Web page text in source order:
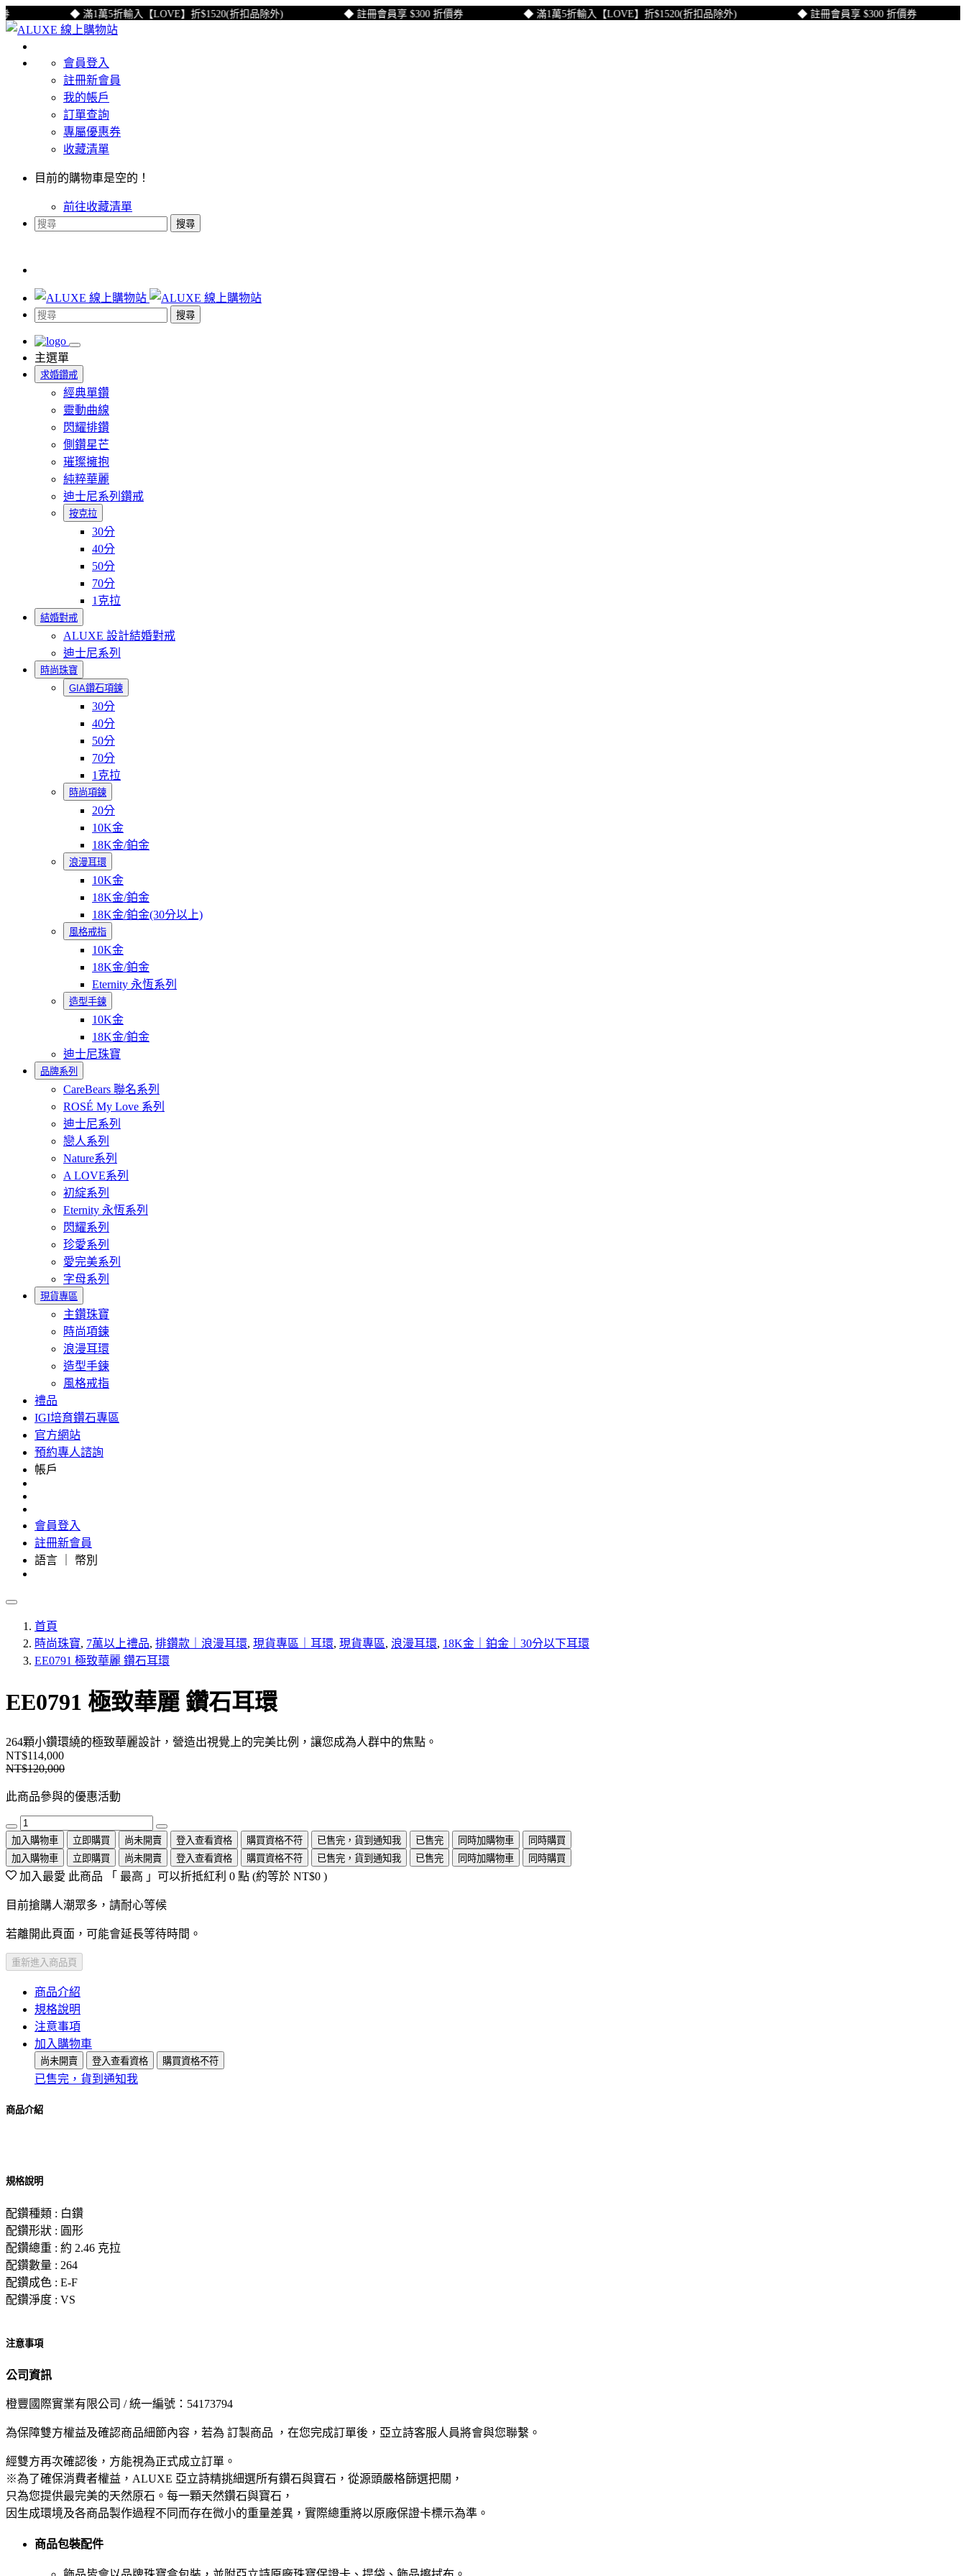
◆ 滿1萬5折輸入【LOVE】折$1520(折扣品除外) ◆ 註冊會員享 $300 折價券 ◆ 滿1萬5折輸入【LOVE】折$1520(折扣品除外) ◆ 註冊會員享 $300 折價券
會員登入
註冊新會員
我的帳戶
訂單查詢
專屬優惠券
收藏清單
目前的購物車是空的！
前往收藏清單
搜尋
搜尋
主選單
求婚鑽戒
經典單鑽
靈動曲線
閃耀排鑽
側鑽星芒
璀璨擁抱
純粹華麗
迪士尼系列鑽戒
按克拉
30分
40分
50分
70分
1克拉
結婚對戒
ALUXE 設計結婚對戒
迪士尼系列
時尚珠寶
GIA鑽石項鍊
30分
40分
50分
70分
1克拉
時尚項鍊
20分
10K金
18K金/鉑金
浪漫耳環
10K金
18K金/鉑金
18K金/鉑金(30分以上)
風格戒指
10K金
18K金/鉑金
Eternity 永恆系列
造型手鍊
10K金
18K金/鉑金
迪士尼珠寶
品牌系列
CareBears 聯名系列
ROSÉ My Love 系列
迪士尼系列
戀人系列
Nature系列
A LOVE系列
初綻系列
Eternity 永恆系列
閃耀系列
珍愛系列
愛完美系列
字母系列
現貨專區
主鑽珠寶
時尚項鍊
浪漫耳環
造型手鍊
風格戒指
禮品
IGI培育鑽石專區
官方網站
預約專人諮詢
帳戶
會員登入
註冊新會員
語言 ｜ 幣別
首頁
時尚珠寶, 7萬以上禮品, 排鑽款｜浪漫耳環, 現貨專區｜耳環, 現貨專區, 浪漫耳環, 18K金｜鉑金｜30分以下耳環
EE0791 極致華麗 鑽石耳環
EE0791 極致華麗 鑽石耳環
264顆小鑽環繞的極致華麗設計，營造出視覺上的完美比例，讓您成為人群中的焦點。
NT$114,000
NT$120,000
此商品參與的優惠活動
加入購物車 立即購買 尚未開賣 登入查看資格 購買資格不符 已售完，貨到通知我 已售完 同時加購物車
同時購買
加入購物車
立即購買 尚未開賣 登入查看資格 購買資格不符 已售完，貨到通知我 已售完 同時加購物車 同時購買
加入最愛 此商品 「 最高 」可以折抵紅利 0 點 (約等於 NT$0 )
目前搶購人潮眾多，請耐心等候
若離開此頁面，可能會延長等待時間。
重新進入商品頁
商品介紹
規格說明
注意事項
加入購物車
尚未開賣 登入查看資格 購買資格不符
已售完，貨到通知我
商品介紹
規格說明
配鑽種類 : 白鑽
配鑽形狀 : 圓形
配鑽總重 : 約 2.46 克拉
配鑽數量 : 264
配鑽成色 : E-F
配鑽淨度 : VS
注意事項
公司資訊
橙豐國際實業有限公司 / 統一編號：54173794
為保障雙方權益及確認商品細節內容，若為 訂製商品 ，在您完成訂單後，亞立詩客服人員將會與您聯繫。
經雙方再次確認後，方能視為正式成立訂單。
※為了確保消費者權益，ALUXE 亞立詩精挑細選所有鑽石與寶石，從源頭嚴格篩選把關，
只為您提供最完美的天然原石。每一顆天然鑽石與寶石，
因生成環境及各商品製作過程不同而存在微小的重量差異，實際總重將以原廠保證卡標示為準。
商品包裝配件